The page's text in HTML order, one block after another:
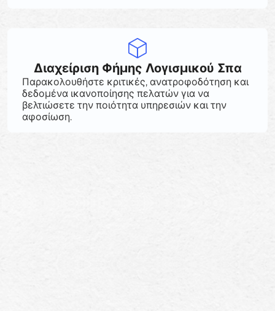
Διαχείριση Φήμης Λογισμικού Σπα
Παρακολουθήστε κριτικές, ανατροφοδότηση και
δεδομένα ικανοποίησης πελατών για να
βελτιώσετε την ποιότητα υπηρεσιών και την
αφοσίωση.